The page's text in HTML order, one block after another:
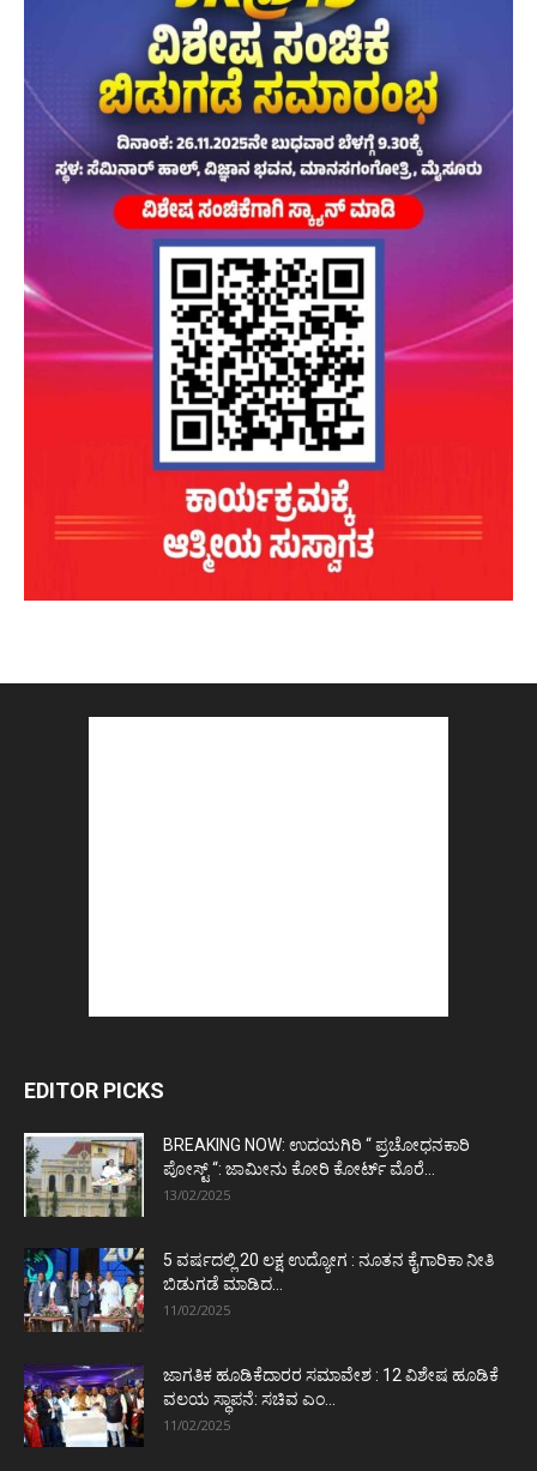
EDITOR PICKS
BREAKING NOW: ಉದಯಗಿರಿ “ ಪ್ರಚೋಧನಕಾರಿ
ಪೋಸ್ಟ್‌ “: ಜಾಮೀನು ಕೋರಿ ಕೋರ್ಟ್‌ ಮೊರೆ...
13/02/2025
5 ವರ್ಷದಲ್ಲಿ 20 ಲಕ್ಷ ಉದ್ಯೋಗ : ನೂತನ ಕೈಗಾರಿಕಾ ನೀತಿ
ಬಿಡುಗಡೆ ಮಾಡಿದ...
11/02/2025
ಜಾಗತಿಕ ಹೂಡಿಕೆದಾರರ ಸಮಾವೇಶ : 12 ವಿಶೇಷ ಹೂಡಿಕೆ
ವಲಯ ಸ್ಥಾಪನೆ: ಸಚಿವ ಎಂ...
11/02/2025